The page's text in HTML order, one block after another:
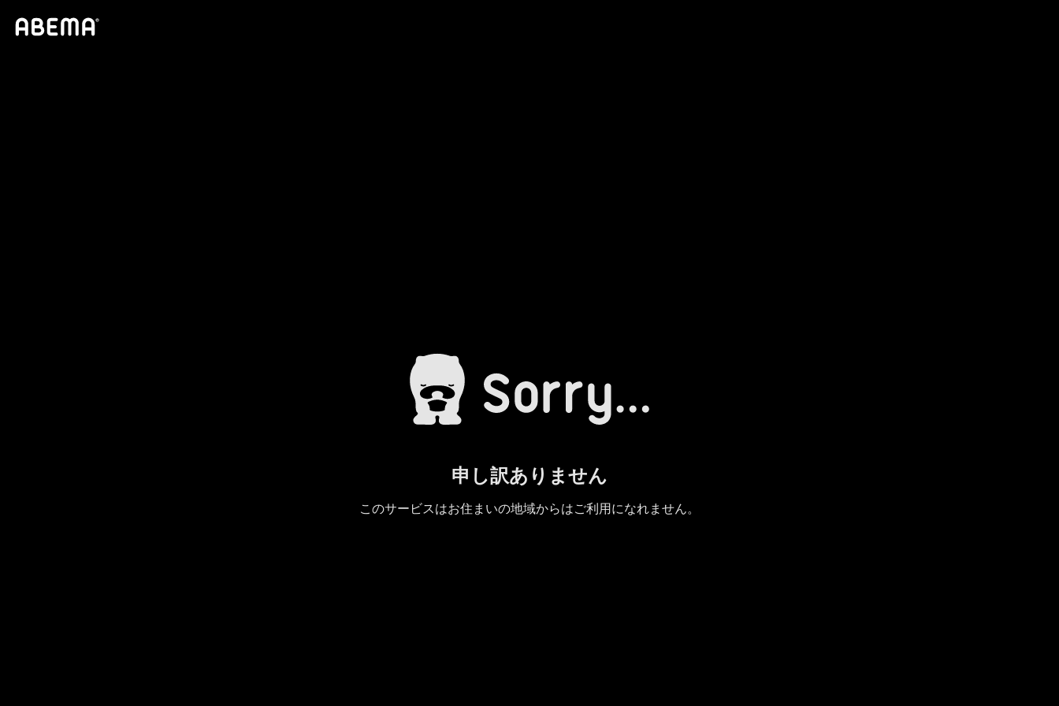
申し訳ありません
このサービスはお住まいの地域からはご利用になれません。